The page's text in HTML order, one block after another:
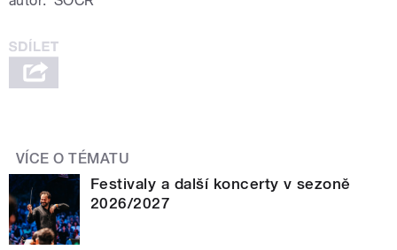
VÍCE O TÉMATU
Festivaly a další koncerty v sezoně
2026/2027